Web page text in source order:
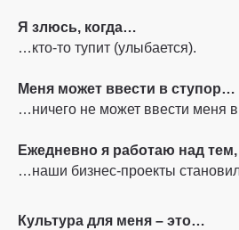
Я злюсь, когда…
…кто-то тупит (улыбается).
Меня может ввести в ступор…
…ничего не может ввести меня в
Ежедневно я работаю над
…наши бизнес-проекты
Культура для меня – это…